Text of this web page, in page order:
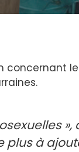
concernant
plus à